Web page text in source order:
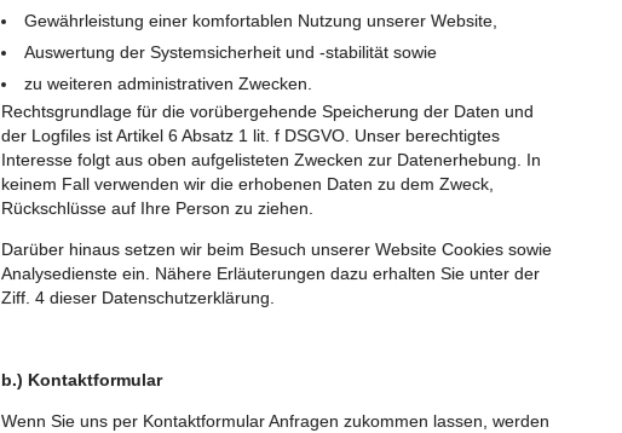
Gewährleistung einer komfortablen Nutzung unserer Website,
Auswertung der Systemsicherheit und -stabilität sowie
zu weiteren administrativen Zwecken.
Rechtsgrundlage für die vorübergehende Speicherung der Daten und
der Logfiles ist Artikel 6 Absatz 1 lit. f DSGVO. Unser berechtigtes
Interesse folgt aus oben aufgelisteten Zwecken zur Datenerhebung. In
keinem Fall verwenden wir die erhobenen Daten zu dem Zweck,
Rückschlüsse auf Ihre Person zu ziehen.
Darüber hinaus setzen wir beim Besuch unserer Website Cookies sowie
Analysedienste ein. Nähere Erläuterungen dazu erhalten Sie unter der
Ziff. 4 dieser Datenschutzerklärung.
b.) Kontaktformular
Wenn Sie uns per Kontaktformular Anfragen zukommen lassen, werden